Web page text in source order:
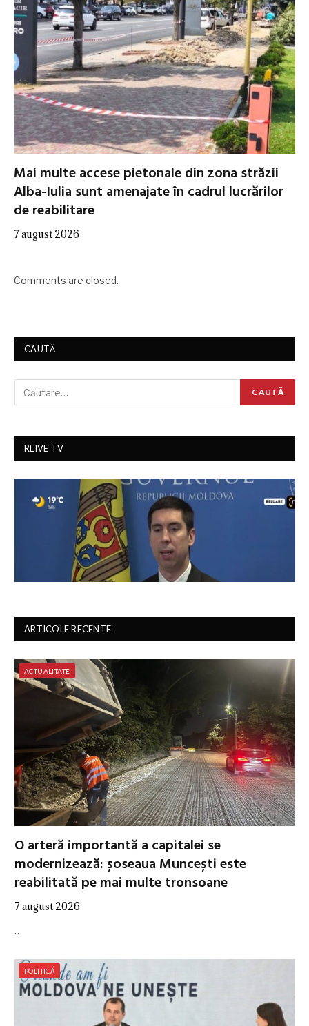
Mai multe accese pietonale din zona străzii
Alba-Iulia sunt amenajate în cadrul lucrărilor
de reabilitare
7 august 2026
Comments are closed.
CAUTĂ
RLIVE TV
ARTICOLE RECENTE
ACTUALITATE
O arteră importantă a capitalei se
modernizează: șoseaua Muncești este
reabilitată pe mai multe tronsoane
7 august 2026
…
POLITICĂ